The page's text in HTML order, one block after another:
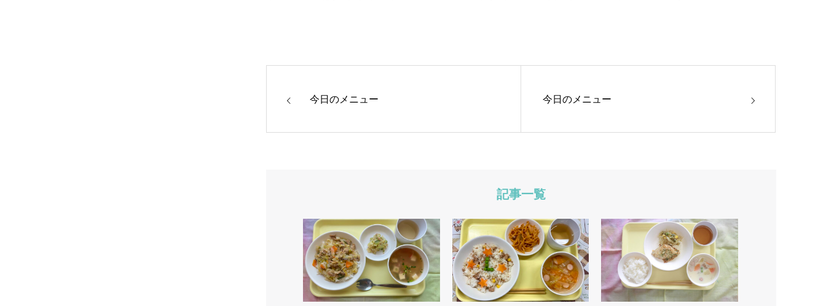
今日のメニュー 今日のメニュー
記事一覧